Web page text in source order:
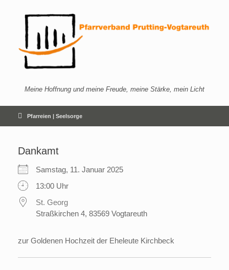
Meine Hoffnung und meine Freude, meine Stärke, mein Licht
Pfarreien | Seelsorge
Dankamt
Samstag, 11. Januar 2025
13:00 Uhr
St. Georg
Straßkirchen 4, 83569 Vogtareuth
zur Goldenen Hochzeit der Eheleute Kirchbeck